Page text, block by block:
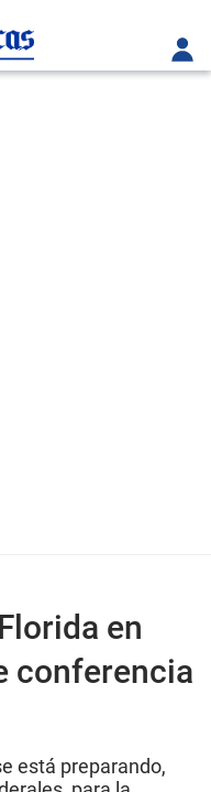
en
conferencia
está preparando,